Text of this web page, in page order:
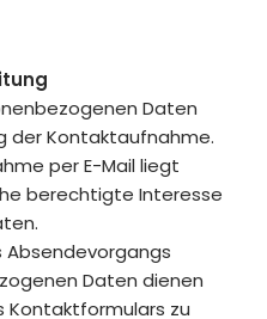
Daten
der Kontaktaufnahme.
per E-Mail liegt
berechtigte Interesse
Absendevorgangs
Daten dienen
Kontaktformulars zu